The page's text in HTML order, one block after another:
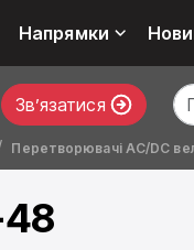
Напрямки
Звʼязатися
Перетворювачі AC/DC